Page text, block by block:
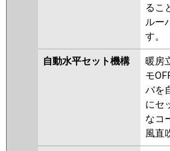
PKZ-
DHRMP112KL5
PKZ-
DHRMP112KL4
DHRMP112K4
PKZ-
DHRMP112KL3
DHRMP112K3
PKZ-
DHRMP112KL2
るこ
ルー
す。
自動水平セット機構
暖房
モ
バを
にセ
なコ
風直